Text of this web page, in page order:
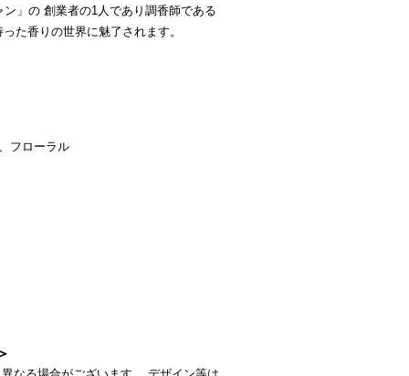
」の 創業者の1人であり調香師である
た香りの世界に魅了されます。
フローラル